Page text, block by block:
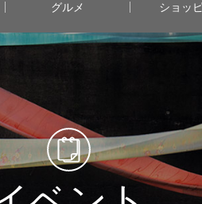
グルメ ショッ